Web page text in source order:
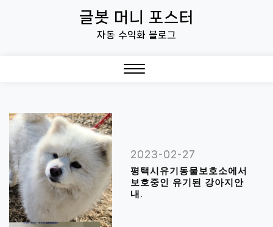
글봇 머니 포스터
자동 수익화 블로그
2023-02-27
평택시유기동물보호소에서
보호중인 유기된 강아지안
내.